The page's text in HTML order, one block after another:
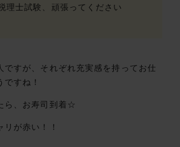
理士試験、頑張ってください
ですが、それぞれ充実感を持ってお仕
すね！
ら、お寿司到着☆
が赤い！！